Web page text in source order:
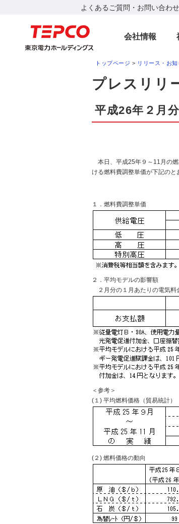
よくあるご質問・お問い合わせ
会社情報
トップページ > リリース・お
プレスリリ
平成26年２月
本日、平成25年９～11月の
ける燃料費調整単価が下記のと
１．燃料費調整単価
２．平均モデルの影響額
２月分の１月あたりの電気料
＜参考＞
(１) 平均燃料価格（貿易統計）
(２) 燃料価格の動向